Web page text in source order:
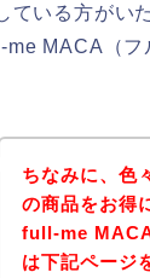
ている方が
me MACA（
ちなみに、色
の商品をお得
full-me
は下記ページ